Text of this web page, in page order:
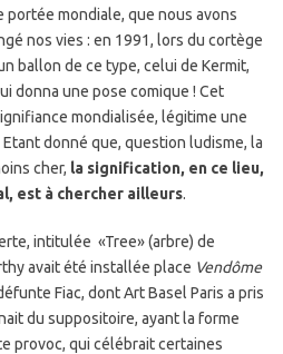
mondiale, que nous avons
nos vies : en 1991, lors du cortège
ballon de ce type, celui de Kermit,
donna une pose comique ! Cet
mondialisée, légitime une
donné que, question ludisme, la
cher, la signification, en ce lieu,
est à chercher ailleurs.
intitulée «Tree» (arbre) de
avait été installée place Vendôme
Fiac, dont Art Basel Paris a pris
du suppositoire, ayant la forme
provoc, qui célébrait certaines